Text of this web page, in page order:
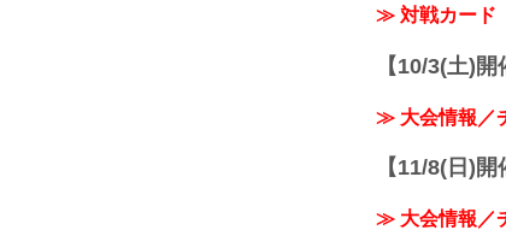
≫ 対戦カード
【10/3(土)
≫ 大会情報／
【11/8(日)
≫ 大会情報／